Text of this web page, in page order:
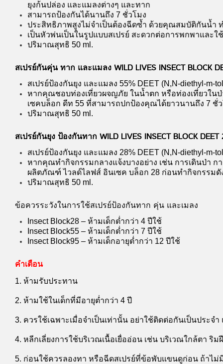
ยุงก้นปล่อง และแมลงต่างๆ และทาก
สามารถป้องกันได้นานถึง 7 ชั่วโมง
ประสิทธิภาพสูงไม่จำเป็นต้องฉีดซ้ำ ด้วยคุณสมบัติกันน้ำ
เป็นหัวพ่นเป็นในรูปแบบสเปรย์ สะดวกต่อการพกพาและใ
ปริมาณสุทธิ 50 ml.
สเปรย์กันคุ่น ทาก และแมลง WILD LIVES INSECT BLOCK
สเปรย์ป้องกันยุง และแมลง 55% DEET (N,N-diethyl-
หากคุณชอบท่องเที่ยวผจญภัย ในน้ำตก หรือท่องเที่ยวใน
เซคบล็อก ดีท 55 ที่สามารถปกป้องคุณได้ยาวนานถึง 7 ชั่
ปริมาณสุทธิ 50 ml.
สเปรย์กันยุง ป้องกันทาก WILD LIVES INSECT BLOCK DEET
สเปรย์ป้องกันยุง และแมลง 28% DEET (N,N-diethyl-
หากคุณทำกิจกรรมกลางแจ้งบางอย่าง เช่น การเดินป่า
ผลิตภัณฑ์ ไวลด์ไลฟส์ อินเซค บล็อก 28 ก่อนทำกิจกรรม
ปริมาณสุทธิ 50 ml.
ข้อควรระวังในการใช้สเปรย์ป้องกันทาก คุ่น และเมลง
Insect Block28 – ห้ามเด็กต่ำกว่า 4 ปีใช้
Insect Block55 – ห้ามเด็กต่ำกว่า 7 ปีใช้
Insect Block95 – ห้ามเด็กอายุต่ำกว่า 12 ปีใช้
คำเตือน
1. ห้ามรับประทาน
2. ห้ามใช้ในเด็กที่มีอายุต่ำกว่า 4 ปี
3. ควรใช้เฉพาะเมื่อจำเป็นเท่านั้น อย่าใช้ติดต่อกันเป็นประจำ
4. หลีกเลี่ยงการใช้บริเวณเนื้อเยื่ออ่อน เช่น บริเวณใกล้ตา ริ
5. ก่อนใช้ควรลองทา หรือฉีดสเปรย์ที่ข้อพับแขนดูก่อน ถ้าไม่